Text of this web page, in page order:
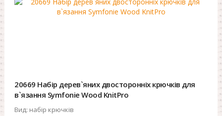
20669 Набір дерев`яних двосторонніх крючків для
в`язання Symfonie Wood KnitPro
Вид: набір крючків